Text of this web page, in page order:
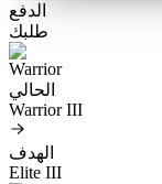
الدفع
طلبك
الحالي
Warrior III
الهدف
Elite III